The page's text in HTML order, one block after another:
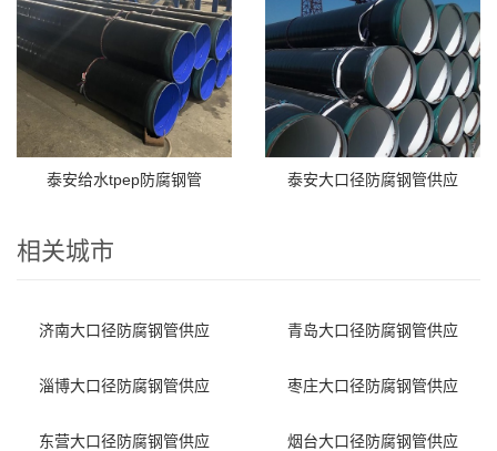
泰安给水tpep防腐钢管 泰安大口径防腐钢管供应
相关城市
济南大口径防腐钢管供应 青岛大口径防腐钢管供应
淄博大口径防腐钢管供应 枣庄大口径防腐钢管供应
东营大口径防腐钢管供应 烟台大口径防腐钢管供应